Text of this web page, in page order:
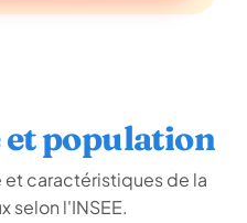
population
caractéristiques de la
selon l'INSEE.